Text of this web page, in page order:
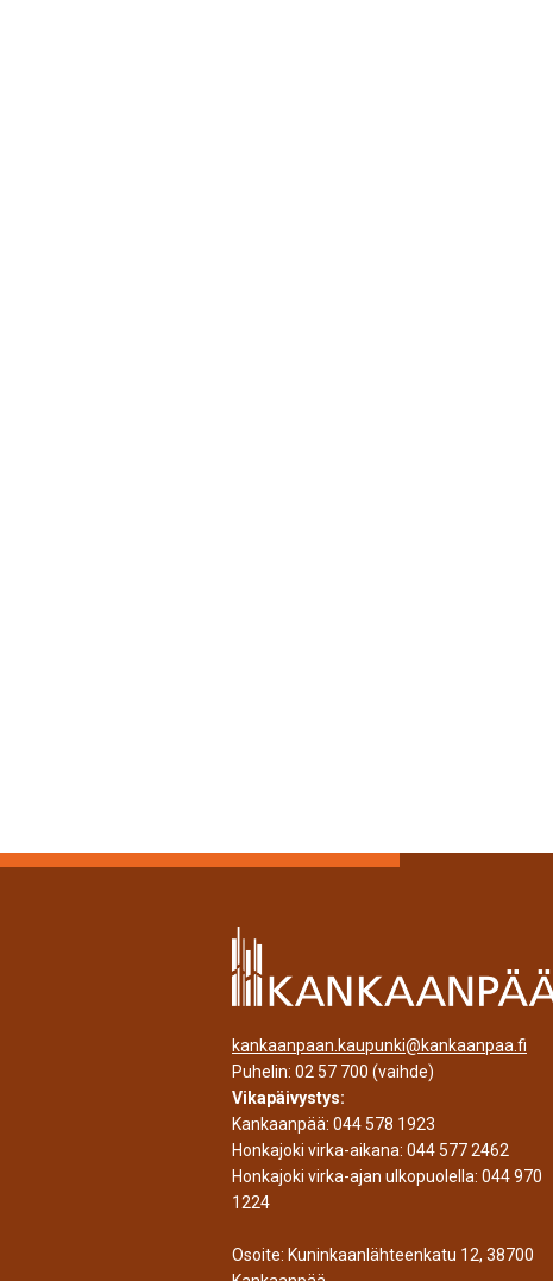
kankaanpaan.kaupunki@kankaanpaa.fi
Puhelin: 02 57 700 (vaihde)
Vikapäivystys:
Kankaanpää: 044 578 1923
Honkajoki virka-aikana: 044 577 2462
Honkajoki virka-ajan ulkopuolella: 044 970
1224
Osoite: Kuninkaanlähteenkatu 12, 38700